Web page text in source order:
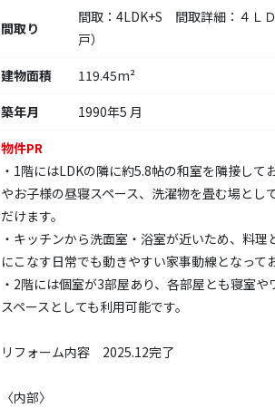
間取り
間取：4LDK+S 間取詳細：４Ｌ
戸）
建物面積
119.45m²
築年月
1990年5 月
物件PR
・1階にはLDKの隣に約5.8帖の和室を隣接して
やお子様の昼寝スペース、洗濯物を畳む場とし
だけます。
・キッチンから洗面室・浴室が近いため、料理
にこなす日常でも動きやすい家事動線となって
・2階には個室が3部屋あり、各部屋とも寝室や
スペースとしても利用可能です。
リフォーム内容 2025.12完了
〈内部〉